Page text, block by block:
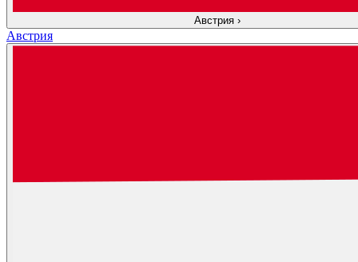
Австрия ›
Австрия